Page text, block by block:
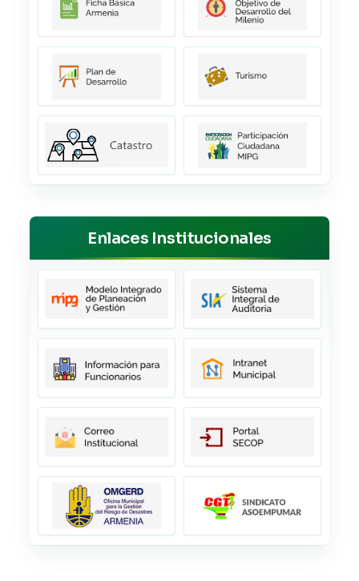
Enlaces Institucionales